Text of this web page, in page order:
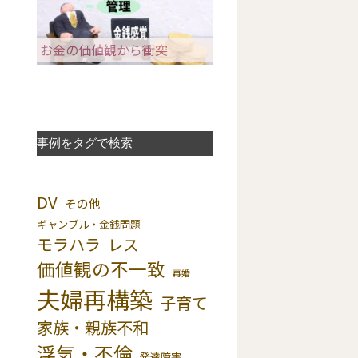
お金の価値観から衝突
事例をタグで検索
DV その他
ギャンブル・金銭問題
モラハラ レス
価値観の不一致 再婚
夫婦再構築 子育て
家族・親族不和